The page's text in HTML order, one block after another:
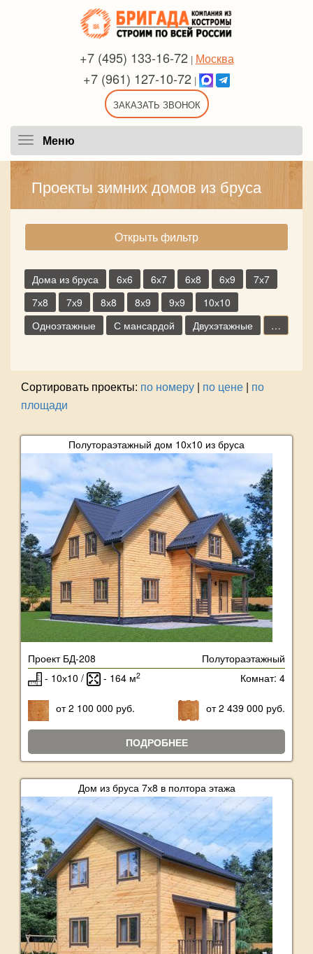
+7 (495) 133-16-72 | Москва
+7 (961) 127-10-72 |
ЗАКАЗАТЬ ЗВОНОК
Меню
Проекты зимних домов из бруса
Открыть фильтр
Дома из бруса 6х6 6х7 6х8 6х9
7х7
7х8
7х9 8х8 8х9 9х9
10х10
Одноэтажные
С мансардой Двухэтажные …
Сортировать проекты: по номеру | по цене | по
площади
Полутораэтажный дом 10х10 из бруса
Проект БД-208
Полутораэтажный
- 10х10 /
- 164 м2 Комнат: 4
от 2 100 000 руб. от 2 439 000 руб.
ПОДРОБНЕЕ
Дом из бруса 7х8 в полтора этажа